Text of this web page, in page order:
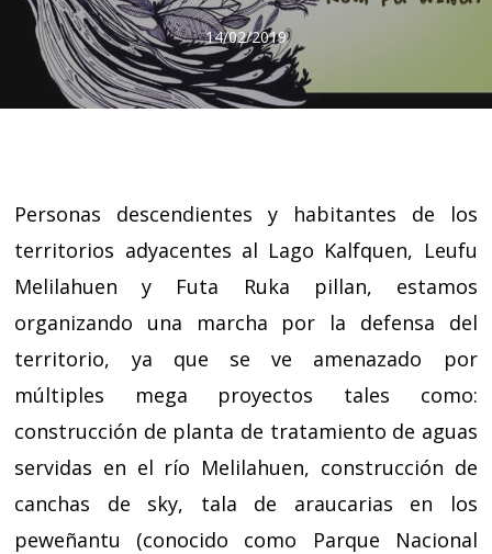
14/02/2019
Personas descendientes y habitantes de los
territorios adyacentes al Lago Kalfquen, Leufu
Melilahuen y Futa Ruka pillan, estamos
organizando una marcha por la defensa del
territorio, ya que se ve amenazado por
múltiples mega proyectos tales como:
construcción de planta de tratamiento de aguas
servidas en el río Melilahuen, construcción de
canchas de sky, tala de araucarias en los
peweñantu (conocido como Parque Nacional